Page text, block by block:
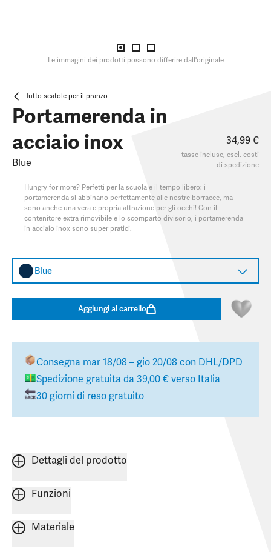
Le immagini dei prodotti possono differire dall'originale
Tutto scatole per il pranzo
Portamerenda in
acciaio inox
Blue
34,99 €
tasse incluse, escl. costi
di spedizione
Hungry for more? Perfetti per la scuola e il tempo libero: i
portamerenda si abbinano perfettamente alle nostre borracce, ma
sono anche una vera e propria attrazione per gli occhi! Con il
contenitore extra rimovibile e lo scomparto divisorio, i portamerenda
in acciaio inox sono super pratici.
Blue
Aggiungi al carrello
Consegna mar 18/08 – gio 20/08 con DHL/DPD
Spedizione gratuita da 39,00 € verso Italia
30 giorni di reso gratuito
Dettagli del prodotto
Funzioni
Materiale